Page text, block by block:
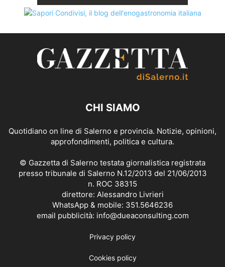
CHI SIAMO
Quotidiano on line di Salerno e provincia. Notizie, opinioni,
approfondimenti, politica e cultura.
© Gazzetta di Salerno testata giornalistica registrata
presso tribunale di Salerno N.12/2013 del 21/06/2013
n. ROC 38315
direttore: Alessandro Livrieri
WhatsApp & mobile: 351.5646236
email pubblicità: info@dueaconsulting.com
Privacy policy
Cookies policy